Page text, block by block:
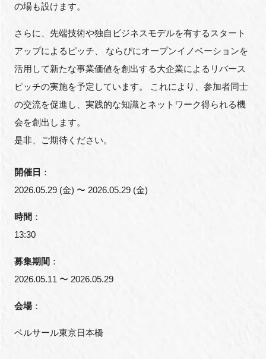
閉じる
の場も設けます。
さらに、先端技術や独自ビジネスモデルを有するスタート
アップによるピッチ、 ならびにオープンイノベーションを
活用して新たな事業価値を創出する大企業によるリバース
ピッチの実施を予定しています。 これにより、参加者同士
の交流を促進し、実践的な知識とネットワーク得られる機
会を創出します。
是非、ご期待ください。
開催日 ：
2026.05.29 (金) 〜 2026.05.29 (金)
時間 ：
13:30
募集期間 ：
2026.05.11 〜 2026.05.29
会場：
ベルサール東京日本橋